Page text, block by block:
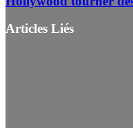
Articles Liés